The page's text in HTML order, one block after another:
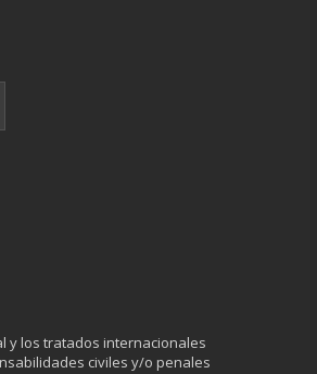
y los tratados internacionales
civiles y/o penales